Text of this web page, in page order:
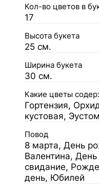
Кол-во цветов в
17
Высота букета
25 см.
Ширина букета
30 см.
Какие цветы
Гортензия,
кустовая,
Повод
8 марта, День
Валентина,
свидание,
день, Юбилей